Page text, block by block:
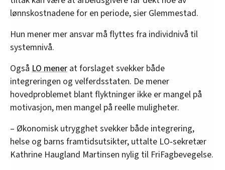
lønnskostnadene for en periode, sier Glemmestad.
Hun mener mer ansvar må flyttes fra individnivå til
systemnivå.
Også LO mener at forslaget svekker både
integreringen og velferdsstaten. De mener
hovedproblemet blant flyktninger ikke er mangel på
motivasjon, men mangel på reelle muligheter.
– Økonomisk utrygghet svekker både integrering,
helse og barns framtidsutsikter, uttalte LO‑sekretær
Kathrine Haugland Martinsen nylig til FriFagbevegelse.